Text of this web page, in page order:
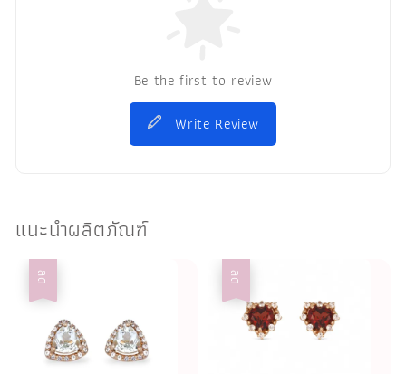
Be the first to review
Write Review
แนะนำผลิตภัณฑ์
ลด ลด